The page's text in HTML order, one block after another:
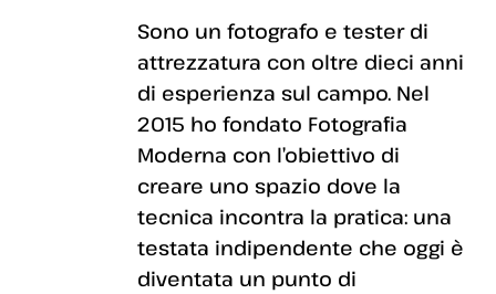
Sono un fotografo e tester di
attrezzatura con oltre dieci anni
di esperienza sul campo. Nel
2015 ho fondato Fotografia
Moderna con l’obiettivo di
creare uno spazio dove la
tecnica incontra la pratica: una
testata indipendente che oggi è
diventata un punto di